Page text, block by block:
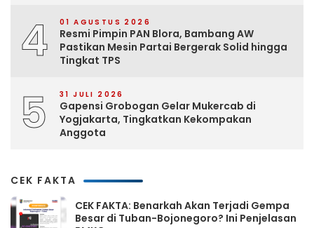
4 01 AGUSTUS 2026
Resmi Pimpin PAN Blora, Bambang AW
Pastikan Mesin Partai Bergerak Solid hingga
Tingkat TPS
5 31 JULI 2026
Gapensi Grobogan Gelar Mukercab di
Yogjakarta, Tingkatkan Kekompakan
Anggota
CEK FAKTA
CEK FAKTA: Benarkah Akan Terjadi Gempa
Besar di Tuban-Bojonegoro? Ini Penjelasan